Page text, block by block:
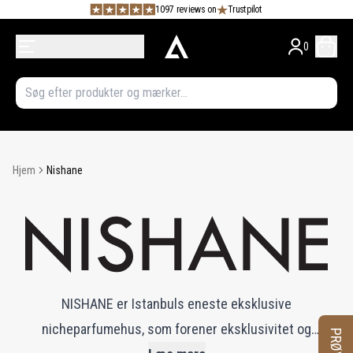
1097 reviews on Trustpilot
0
Hjem Nishane
NISHANE er Istanbuls eneste eksklusive
nicheparfumehus, som forener eksklusivitet og